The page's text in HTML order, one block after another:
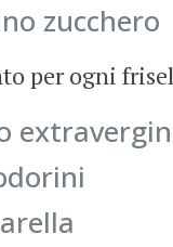
zucchero
per ogni